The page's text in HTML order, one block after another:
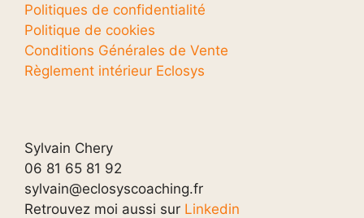
Politiques de confidentialité
Politique de cookies
Conditions Générales de Vente
Règlement intérieur Eclosys
Sylvain Chery
06 81 65 81 92
sylvain@eclosyscoaching.fr
Retrouvez moi aussi sur Linkedin